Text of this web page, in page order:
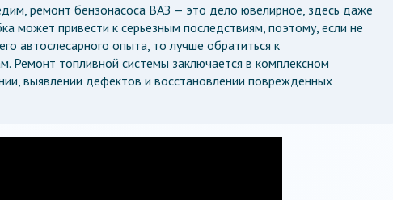
ремонт бензонасоса ВАЗ — это дело ювелирное, здесь даже
может привести к серьезным последствиям, поэтому, если не
автослесарного опыта, то лучше обратиться к
Ремонт топливной системы заключается в комплексном
выявлении дефектов и восстановлении поврежденных